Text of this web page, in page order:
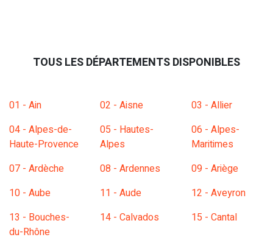
TOUS LES DÉPARTEMENTS DISPONIBLES
01 - Ain 02 - Aisne
03 - Allier
04 - Alpes-de-
Haute-Provence
05 - Hautes-
Alpes
06 - Alpes-
Maritimes
07 - Ardèche
08 - Ardennes
09 - Ariège
10 - Aube
11 - Aude
12 - Aveyron
13 - Bouches-
du-Rhône
14 - Calvados 15 - Cantal